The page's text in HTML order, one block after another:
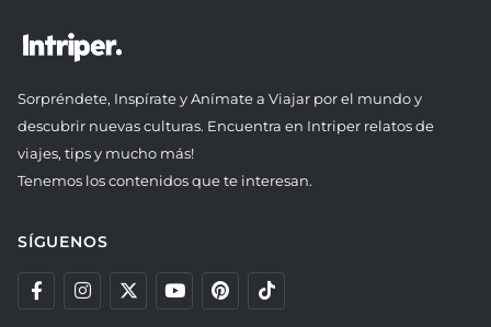
Sorpréndete, Inspírate y Anímate a Viajar por el mundo y
descubrir nuevas culturas. Encuentra en Intriper relatos de
viajes, tips y mucho más!
Tenemos los contenidos que te interesan.
SÍGUENOS